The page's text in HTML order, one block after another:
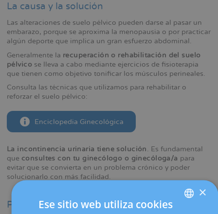
La causa y la solución
Las alteraciones de suelo pélvico pueden darse al pasar un
embarazo, porque se aproxima la menopausia o por practicar
algún deporte que implica un gran esfuerzo abdominal.
Generalmente la recuperación o rehabilitación del suelo
pélvico se lleva a cabo mediante ejercicios de fisioterapia
que tienen como objetivo tonificar los músculos perineales.
Consulta las técnicas que utilizamos para rehabilitar o
reforzar el suelo pélvico:
Enciclopedia Ginecológica
La incontinencia urinaria tiene solución. Es fundamental
que consultes con tu ginecólogo o ginecóloga/a para
evitar que se convierta en un problema crónico y poder
solucionarlo con más facilidad.
Por qué elegirnos
×
Ese sitio web utiliza cookies